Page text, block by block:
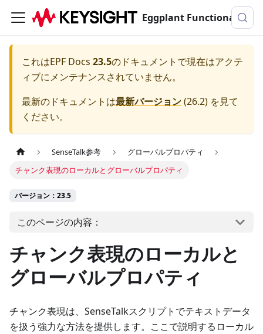
Eggplant Functionalのドキュメンテーション
これはEPF Docs 23.5のドキュメントで現在はアクテ
ィブにメンテナンスされていません。
最新のドキュメントは最新バージョン(26.2) を見て
ください。
SenseTalk参考
グローバルプロパティ
チャンク表現のローカルとグローバルプロパティ
バージョン：23.5
このページの内容：
チャンク表現のローカルと
グローバルプロパティ
チャンク表現は、SenseTalkスクリプトでテキストデータ
を扱う強力な方法を提供します。ここで説明するローカル